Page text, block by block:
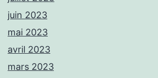
juin 2023
mai 2023
avril 2023
mars 2023